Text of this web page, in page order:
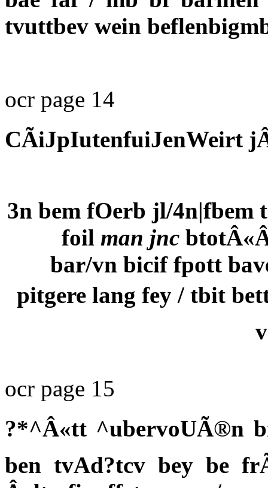
tvuttbev wein
ocr page 14
CÃiJpIutenfuiJenWeirt
3n bem fOerb jl/4n|fbem
foil man jnc
bar/vn bicif fpott
pitgere lang fey / tbit
ocr page 15
?*^Â«tt ^ubervoUÃ®n
ben tvAd?tcv bey be